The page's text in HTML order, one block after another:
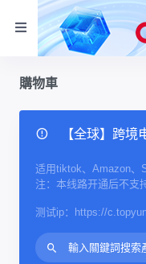
購物車
【全球】跨境
适用tiktok、Amazon、
注：本线路开通后不支
测试ip：https://